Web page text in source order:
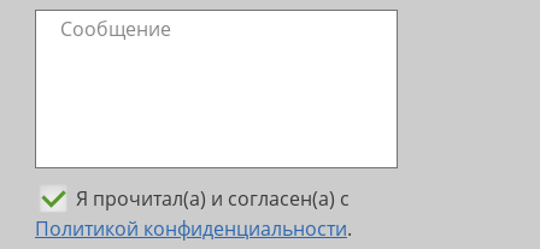
Я прочитал(а) и согласен(а) с
Политикой конфиденциальности.